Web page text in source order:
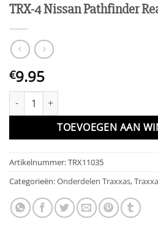
TRX-4 Nissan Pathfinder
€9.95
TRX-4 Nissan Pathfinder Rear
TOEVOEGEN AAN
Artikelnummer:TRX11035
Categorieën:Onderdelen Traxxas,